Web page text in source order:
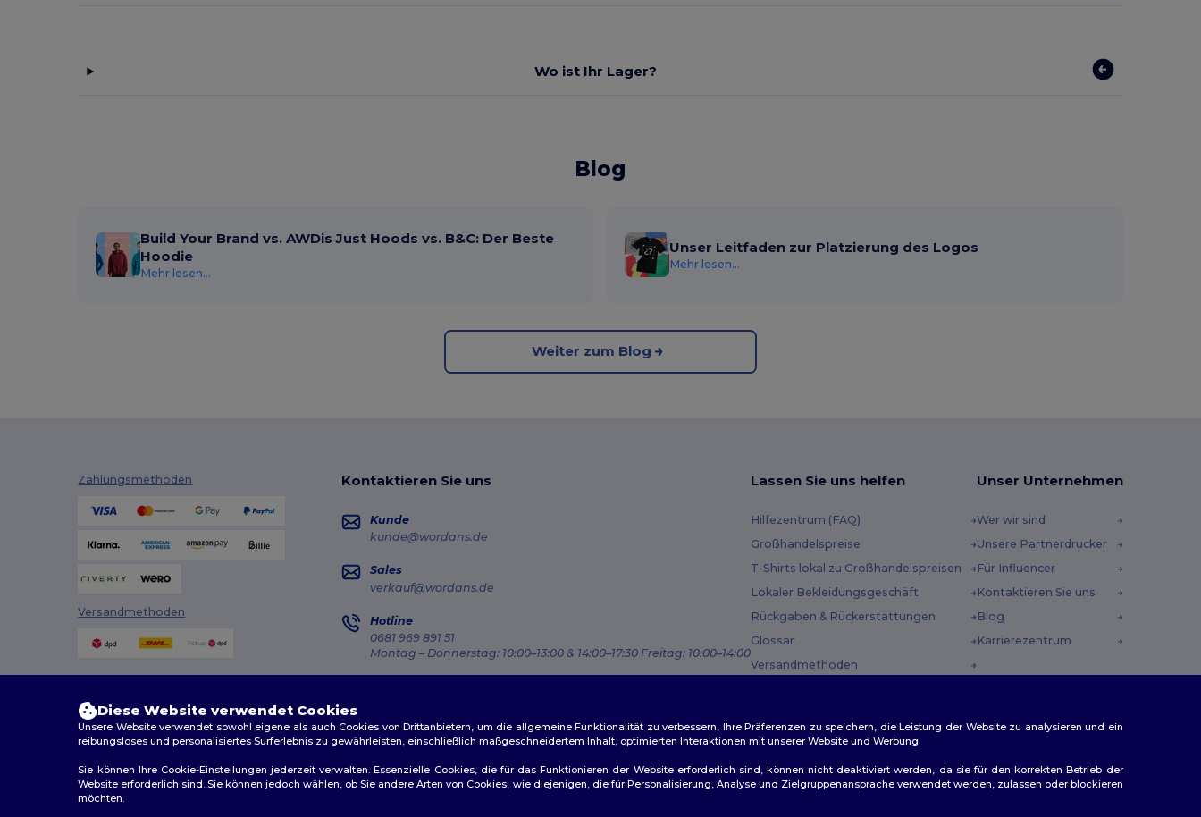
Wo ist Ihr Lager?
Blog
Build Your Brand vs. AWDis Just Hoods vs. B&C: Der Beste
Hoodie
Mehr lesen...
Unser Leitfaden zur Platzierung des Logos
Mehr lesen...
Weiter zum Blog
Zahlungsmethoden
Versandmethoden
Kontaktieren Sie uns
Kunde
kunde@wordans.de
Sales
verkauf@wordans.de
Hotline
0681 969 891 51
Montag – Donnerstag: 10:00–13:00 & 14:00–17:30 Freitag: 10:00–14:00
Lassen Sie uns helfen
Hilfezentrum (FAQ)
Großhandelspreise
T-Shirts lokal zu Großhandelspreisen
Lokaler Bekleidungsgeschäft
Rückgaben & Rückerstattungen
Glossar
Versandmethoden
Unser Unternehmen
Wer wir sind
Unsere Partnerdrucker
Für Influencer
Kontaktieren Sie uns
Blog
Karrierezentrum
2026. Alle Rechte vorbehalten
Diese Website verwendet Cookies
Unsere Website verwendet sowohl eigene als auch Cookies von Drittanbietern, um die allgemeine Funktionalität zu verbessern, Ihre Präferenzen zu speichern, die Leistung der Website zu analysieren und ein
reibungsloses und personalisiertes Surferlebnis zu gewährleisten, einschließlich maßgeschneidertem Inhalt, optimierten Interaktionen mit unserer Website und Werbung.
Sie können Ihre Cookie-Einstellungen jederzeit verwalten. Essenzielle Cookies, die für das Funktionieren der Website erforderlich sind, können nicht deaktiviert werden, da sie für den korrekten Betrieb der
Website erforderlich sind. Sie können jedoch wählen, ob Sie andere Arten von Cookies, wie diejenigen, die für Personalisierung, Analyse und Zielgruppenansprache verwendet werden, zulassen oder blockieren
möchten.